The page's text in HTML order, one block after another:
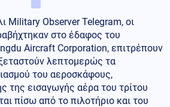
Military Observer Telegram, οι
στο έδαφος του
Aircraft Corporation, επιτρέπουν
λεπτομερώς τα
του αεροσκάφους,
της εισαγωγής αέρα του τρίτου
πίσω από το πιλοτήριο και του